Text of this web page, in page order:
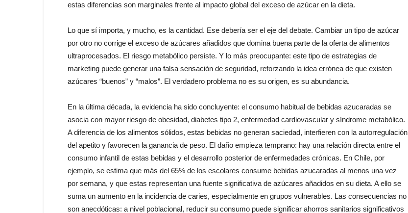
estas diferencias son marginales frente al impacto global del exceso de azúcar en la dieta.
Lo que sí importa, y mucho, es la cantidad. Ese debería ser el eje del debate. Cambiar un tipo de azúcar
por otro no corrige el exceso de azúcares añadidos que domina buena parte de la oferta de alimentos
ultraprocesados. El riesgo metabólico persiste. Y lo más preocupante: este tipo de estrategias de
marketing puede generar una falsa sensación de seguridad, reforzando la idea errónea de que existen
azúcares “buenos” y “malos”. El verdadero problema no es su origen, es su abundancia.
En la última década, la evidencia ha sido concluyente: el consumo habitual de bebidas azucaradas se
asocia con mayor riesgo de obesidad, diabetes tipo 2, enfermedad cardiovascular y síndrome metabólico.
A diferencia de los alimentos sólidos, estas bebidas no generan saciedad, interfieren con la autorregulación
del apetito y favorecen la ganancia de peso. El daño empieza temprano: hay una relación directa entre el
consumo infantil de estas bebidas y el desarrollo posterior de enfermedades crónicas. En Chile, por
ejemplo, se estima que más del 65% de los escolares consume bebidas azucaradas al menos una vez
por semana, y que estas representan una fuente significativa de azúcares añadidos en su dieta. A ello se
suma un aumento en la incidencia de caries, especialmente en grupos vulnerables. Las consecuencias no
son anecdóticas: a nivel poblacional, reducir su consumo puede significar ahorros sanitarios significativos